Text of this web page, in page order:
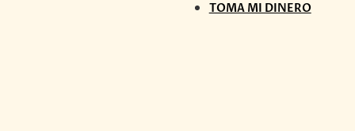
TOMA MI DINERO